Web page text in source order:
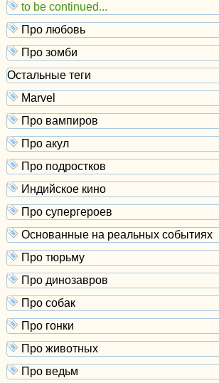
to be continued...
Про любовь
Про зомби
Остальные теги
Marvel
Про вампиров
Про акул
Про подростков
Индийское кино
Про супергероев
Основанные на реальных событиях
Про тюрьму
Про динозавров
Про собак
Про гонки
Про животных
Про ведьм